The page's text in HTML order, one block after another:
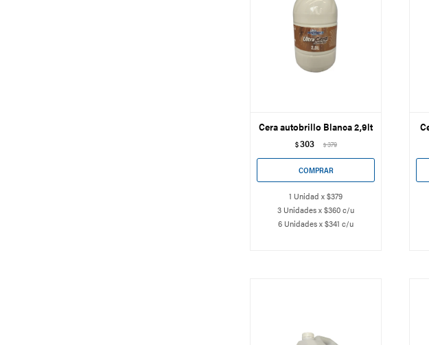
Cera autobrillo Blanca 2,9lt
$303 $379
1 Unidad x $379
3 Unidades x $360 c/u
6 Unidades x $341 c/u